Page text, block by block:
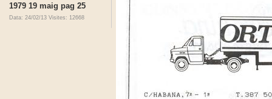
1979 19 maig pag 25
Data: 24/02/13 Visites: 12668